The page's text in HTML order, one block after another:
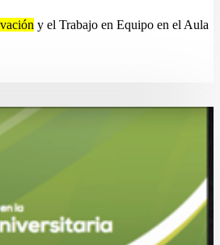
y el Trabajo en Equipo en el Aula